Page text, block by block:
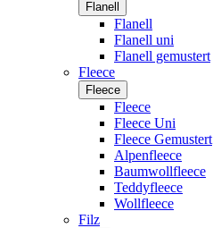
Flanell
Flanell
Flanell uni
Flanell gemustert
Fleece
Fleece
Fleece
Fleece Uni
Fleece Gemustert
Alpenfleece
Baumwollfleece
Teddyfleece
Wollfleece
Filz